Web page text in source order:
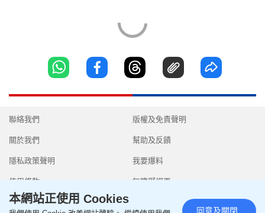
聯絡我們
關於我們
隱私政策聲明
使用條款
版權及免責聲明
幫助及反饋
我要爆料
無障礙網頁
本網站正使用 Cookies
同意及關閉